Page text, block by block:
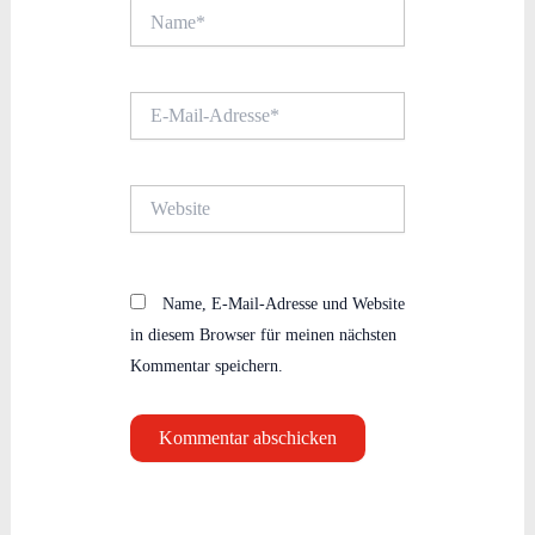
Mail-
Name, E-Mail-Adresse und Website
in diesem Browser für meinen nächsten
Kommentar speichern.